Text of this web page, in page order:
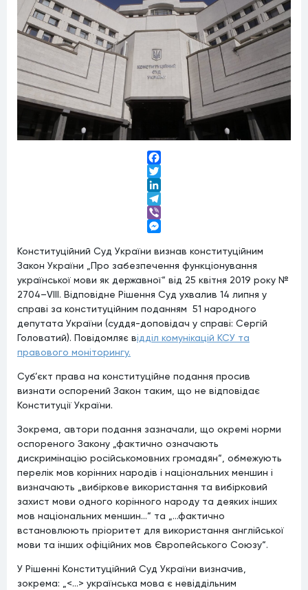
Facebook
Twitter
LinkedIn
Telegram
Viber
Конституційний Суд України визнав конституційним
Закон України „Про забезпечення функціонування
української мови як державної“ від 25 квітня 2019 року №
2704–VIII. Відповідне Рішення Суд ухвалив 14 липня у
справі за конституційним поданням 51 народного
депутата України (суддя-доповідач у справі: Сергій
Головатий). Повідомляє відділ комунікацій КСУ та
правового моніторингу.
Суб’єкт права на конституційне подання просив
визнати оспорений Закон таким, що не відповідає
Конституції України.
Зокрема, автори подання зазначали, що окремі норми
оспореного Закону „фактично означають
дискримінацію російськомовних громадян“, обмежують
перелік мов корінних народів і національних меншин і
визначають „вибіркове використання та вибірковий
захист мови одного корінного народу та деяких інших
мов національних меншин…“ та „…фактично
встановлюють пріоритет для використання англійської
мови та інших офіційних мов Європейського Союзу“.
У Рішенні Конституційний Суд України визначив,
зокрема: „<…> українська мова є невіддільним